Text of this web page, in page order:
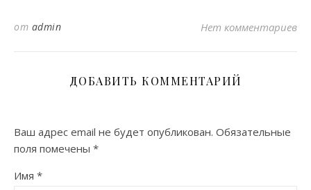
от admin Нет комментариев
ДОБАВИТЬ КОММЕНТАРИЙ
Ваш адрес email не будет опубликован. Обязательные
поля помечены *
Имя *